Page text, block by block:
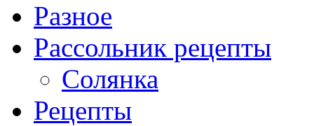
Разное
Рассольник рецепты
Солянка
Рецепты